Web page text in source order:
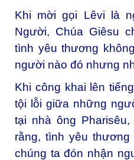
Khi mời gọi Lêvi là
Người, Chúa Giêsu
tình yêu thương
người nào đó nhưng
Khi công khai lên
tội lỗi giữa những
tại nhà ông
rằng, tình yêu
chúng ta đón nhận